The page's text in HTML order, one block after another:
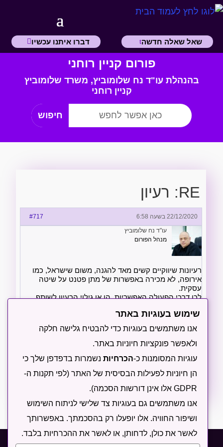
דברו איתנו עכשיו שאל שאלה חדשה
פורום קניין רוחני
בהנהלת עו"ד נח שלומוביץ, משרד שלומוביץ
קניין רוחני
RE: רעיון
22/12/2020 בשעה 6:58
#717
עו"ד נח שלומוביץ
מנהל הפורום
רעיונות שיווקיים קשים מאד להגנה, משום שישראל, כמו
אירופה, לא מכירה באפשרות של מתן פטנט על שיטה
עסקית.
לכן דרכי הפעולה האפשריות, הן או גילוי הרעיון לשותף
על הסכם שבו יתחייב לא לבצע את הרעיון בלעדייך.
צריך לזכור שהתחייבות כזו לעיתים תמנע מאותו שותף
להכנס לתחום בכלל משום שהמתחרים שלו יוכלו לעשות
זאת בלעדיך ולחקות אותו.
קהל משתמשים או מוניטין (אז בהלחט ייתכן להגן על
המוניטין באמצעות מערכת סימני המסחר).
תקנון מדיניות פרטיות מדיניות עוגיות
שימוש בעוגיות באתר
אנו משתמשים בעוגיות כדי להבטיח גלישה חלקה
ולאפשר פונקציות חיוניות באתר.
עוגיות המסומנות כ-הכרחיותנשמרות בדפדפן שלך כי
הן חיוניות לפעילות הבסיסית של האתר (לפי תקנות ה-
GDPR אלו אינן דורשות הסכמה).
אנו משתמשים גם בעוגיות צד שלישי לניתוח השימוש
ושיפור החוויה. אלו יופעלו רק בהסכמתך. באפשרותך
לאשר את כולן, לדחותן, או לאשר את ההכרחיות בלבד.